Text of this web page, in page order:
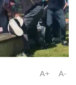
A+ A-